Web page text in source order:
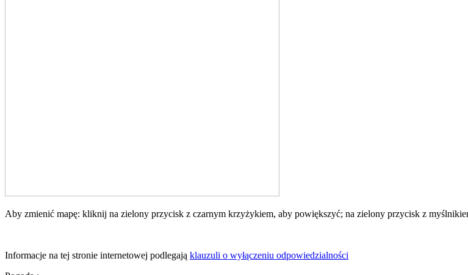
Aby zmienić mapę: kliknij na zielony przycisk z czarnym krzyżykiem, aby powiększyć; na zielony przycisk z
Informacje na tej stronie internetowej podlegają klauzuli o wyłączeniu odpowiedzialności